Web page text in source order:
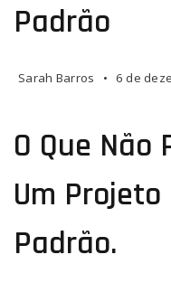
Padrão
Sarah Barros 6 de
O Que Não
Um Projeto
Padrão.